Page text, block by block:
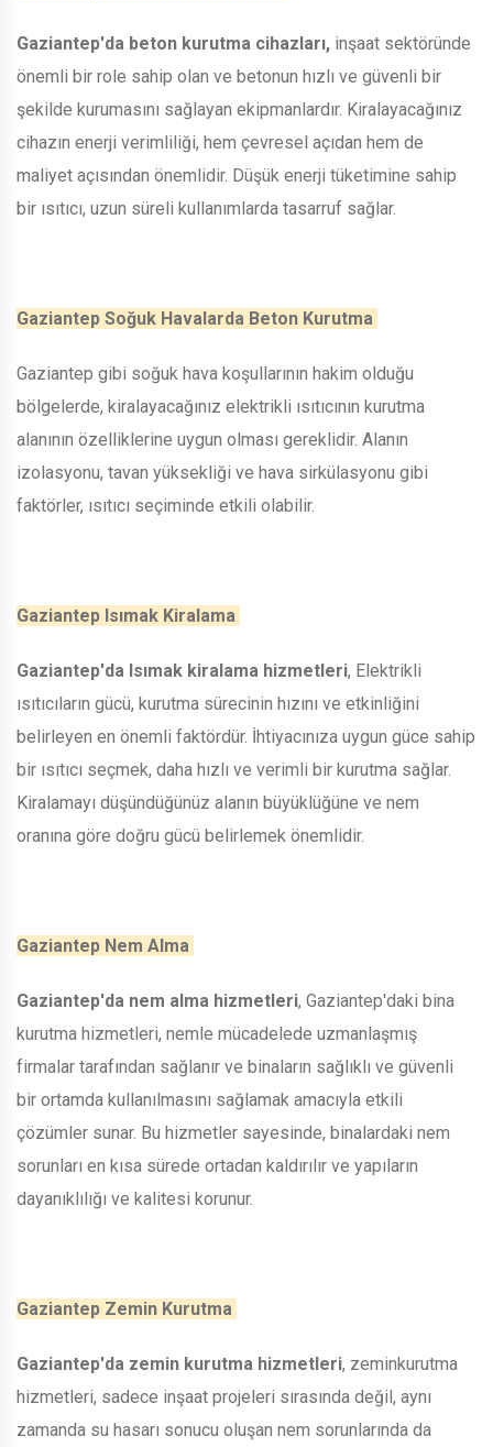
Gaziantep'da beton kurutma cihazları, inşaat sektöründe
önemli bir role sahip olan ve betonun hızlı ve güvenli bir
şekilde kurumasını sağlayan ekipmanlardır. Kiralayacağınız
cihazın enerji verimliliği, hem çevresel açıdan hem de
maliyet açısından önemlidir. Düşük enerji tüketimine sahip
bir ısıtıcı, uzun süreli kullanımlarda tasarruf sağlar.
Gaziantep Soğuk Havalarda Beton Kurutma
Gaziantep gibi soğuk hava koşullarının hakim olduğu
bölgelerde, kiralayacağınız elektrikli ısıtıcının kurutma
alanının özelliklerine uygun olması gereklidir. Alanın
izolasyonu, tavan yüksekliği ve hava sirkülasyonu gibi
faktörler, ısıtıcı seçiminde etkili olabilir.
Gaziantep Isımak Kiralama
Gaziantep'da Isımak kiralama hizmetleri, Elektrikli
ısıtıcıların gücü, kurutma sürecinin hızını ve etkinliğini
belirleyen en önemli faktördür. İhtiyacınıza uygun güce sahip
bir ısıtıcı seçmek, daha hızlı ve verimli bir kurutma sağlar.
Kiralamayı düşündüğünüz alanın büyüklüğüne ve nem
oranına göre doğru gücü belirlemek önemlidir.
Gaziantep Nem Alma
Gaziantep'da nem alma hizmetleri, Gaziantep'daki bina
kurutma hizmetleri, nemle mücadelede uzmanlaşmış
firmalar tarafından sağlanır ve binaların sağlıklı ve güvenli
bir ortamda kullanılmasını sağlamak amacıyla etkili
çözümler sunar. Bu hizmetler sayesinde, binalardaki nem
sorunları en kısa sürede ortadan kaldırılır ve yapıların
dayanıklılığı ve kalitesi korunur.
Gaziantep Zemin Kurutma
Gaziantep'da zemin kurutma hizmetleri, zeminkurutma
hizmetleri, sadece inşaat projeleri sırasında değil, aynı
zamanda su hasarı sonucu oluşan nem sorunlarında da